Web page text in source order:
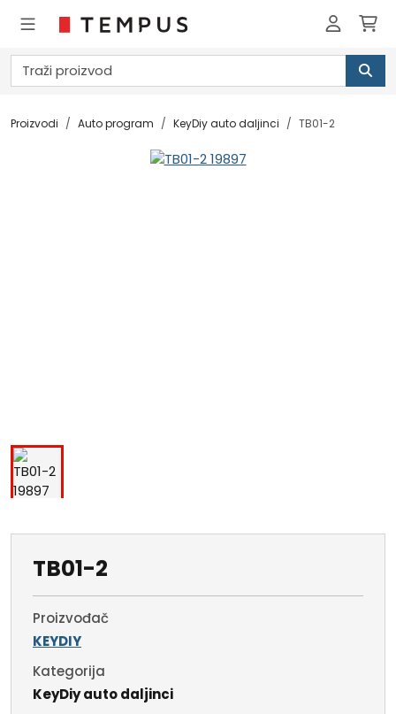
Proizvodi Auto program KeyDiy auto daljinci TB01-2
TB01-2
Proizvođač
KEYDIY
Kategorija
KeyDiy auto daljinci